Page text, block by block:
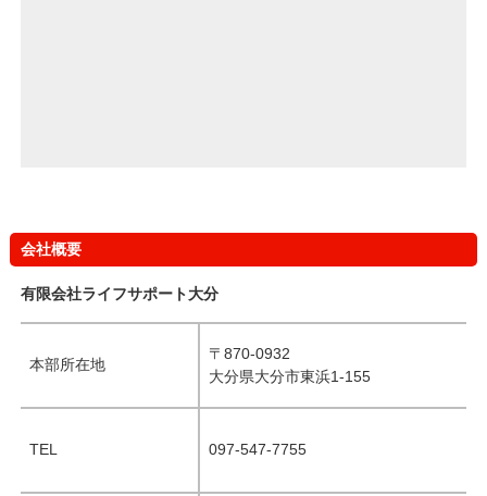
会社概要
有限会社ライフサポート大分
本部所在地
〒870-0932
大分県大分市東浜1-155
TEL 097-547-7755